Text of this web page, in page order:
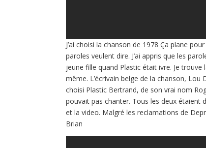
J’ai choisi la chanson de 1978 Ça plane
paroles veulent dire. J’ai appris que les
jeune fille quand Plastic était ivre. Je
même. L’écrivain belge de la chanson, Lou
choisi Plastic Bertrand, de son vrai nom
pouvait pas chanter. Tous les deux étaient
et la video. Malgré les reclamations de
Brian